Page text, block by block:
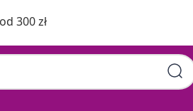
Darmowa dostawa od 300 zł